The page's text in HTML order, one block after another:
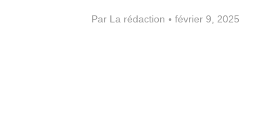
Par La rédaction février 9, 2025